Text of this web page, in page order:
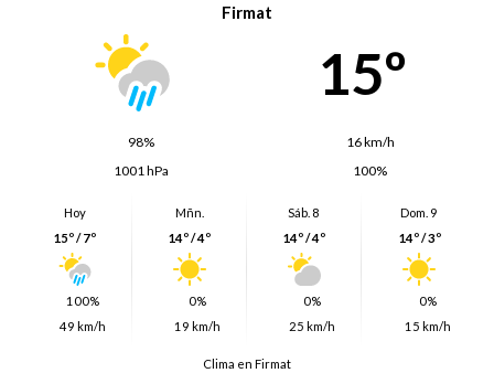
Firmat
15º
98%
16 km/h
1001 hPa
100%
Hoy
15º / 7º
100%
49 km/h
Mñn.
14º / 4º
0%
19 km/h
Sáb. 8
14º / 4º
0%
25 km/h
Dom. 9
14º / 3º
0%
15 km/h
Clima en Firmat